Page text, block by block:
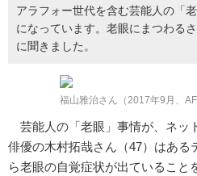
アラフォー世代を含む芸能人の「
になっています。老眼にまつわる
に聞きました。
福山雅治さん（2017年9月、
芸能人の「老眼」事情が、ネッ
俳優の木村拓哉さん（47）はある
ら老眼の自覚症状が出ていること